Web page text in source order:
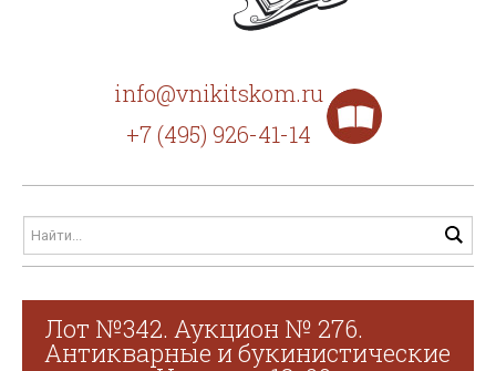
info@vnikitskom.ru
+7 (495) 926-41-14
Лот №342. Аукцион № 276.
Антикварные и букинистические